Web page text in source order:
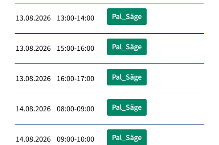
13.08.2026 13:00-14:00 Pal_Säge
13.08.2026 15:00-16:00 Pal_Säge
13.08.2026 16:00-17:00 Pal_Säge
14.08.2026 08:00-09:00 Pal_Säge
14.08.2026 09:00-10:00 Pal_Säge